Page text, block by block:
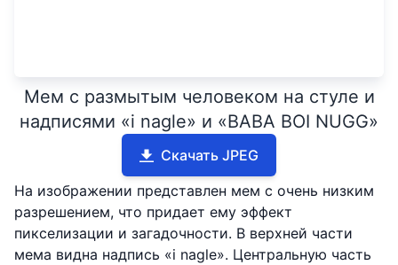
Мем с размытым человеком на стуле и
надписями «i nagle» и «BABA BOI NUGG»
Скачать JPEG
На изображении представлен мем с очень низким
разрешением, что придает ему эффект
пикселизации и загадочности. В верхней части
мема видна надпись «i nagle». Центральную часть